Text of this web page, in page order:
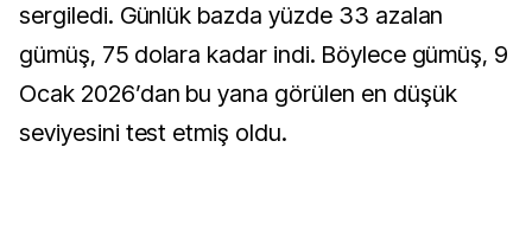
sergiledi. Günlük bazda yüzde 33 azalan
gümüş, 75 dolara kadar indi. Böylece gümüş, 9
Ocak 2026’dan bu yana görülen en düşük
seviyesini test etmiş oldu.